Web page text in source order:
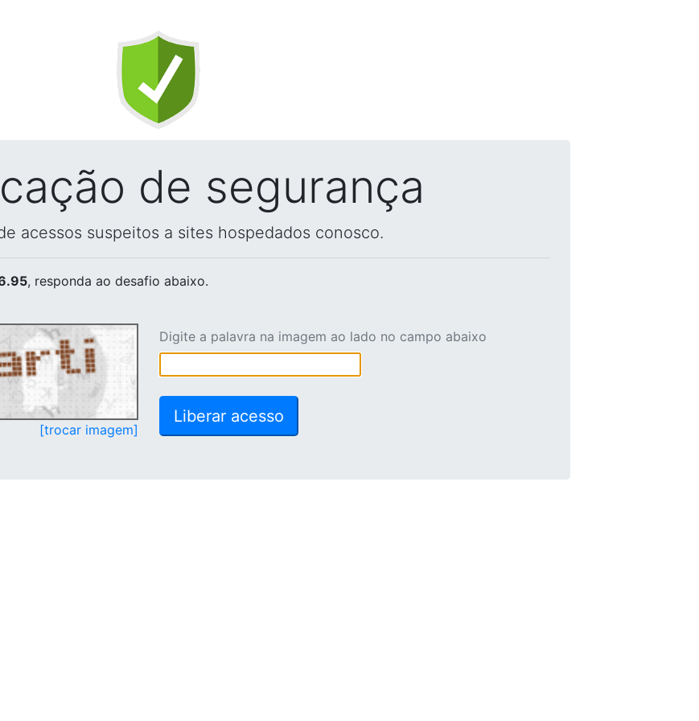
de segurança
acessos suspeitos a sites hospedados conosco.
, responda ao desafio abaixo.
[trocar imagem]
Digite a palavra na imagem ao lado no campo abaixo